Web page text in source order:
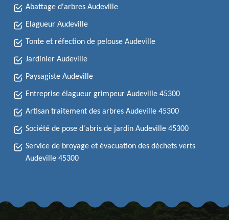
Abattage d'arbres Audeville
Elagueur Audeville
Tonte et réfection de pelouse Audeville
Jardinier Audeville
Paysagiste Audeville
Entreprise élagueur grimpeur Audeville 45300
Artisan traitement des arbres Audeville 45300
Société de pose d'abris de jardin Audeville 45300
Service de broyage et évacuation des déchets verts
Audeville 45300